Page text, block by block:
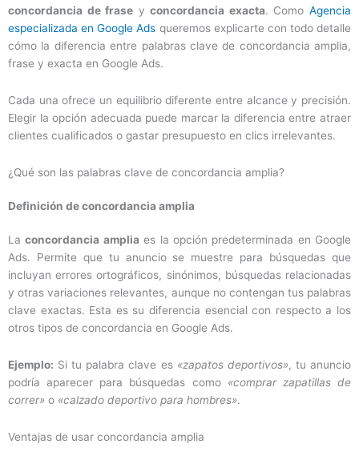
concordancia de frase yconcordancia exacta. ComoAgencia
especializada en Google Ads queremos explicarte con todo detalle
cómo la diferencia entre palabras clave de concordancia amplia,
frase y exacta en Google Ads.
Cada una ofrece un equilibrio diferente entre alcance y precisión.
Elegir la opción adecuada puede marcar la diferencia entre atraer
clientes cualificados o gastar presupuesto en clics irrelevantes.
¿Qué son las palabras clave de concordancia amplia?
Definición de concordancia amplia
Laconcordancia amplia es la opción predeterminada en Google
Ads. Permite que tu anuncio se muestre para búsquedas que
incluyan errores ortográficos, sinónimos, búsquedas relacionadas
y otras variaciones relevantes, aunque no contengan tus palabras
clave exactas. Esta es su diferencia esencial con respecto a los
otros tipos de concordancia en Google Ads.
Ejemplo: Si tu palabra clave es «zapatos deportivos», tu anuncio
podría aparecer para búsquedas como «comprar zapatillas de
correr» o «calzado deportivo para hombres».
Ventajas de usar concordancia amplia